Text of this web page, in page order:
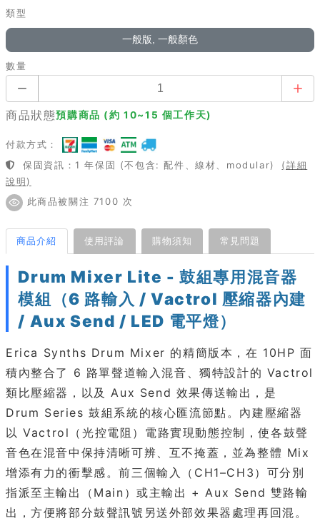
類型
一般版, 一般顏色
數量
商品狀態預購商品 (約 10~15 個工作天)
付款方式：
保固資訊：1 年保固 (不包含: 配件、線材、modular)
(詳細
說明)
此商品被關注 7100 次
商品介紹 使用評論 購物須知 常見問題
Drum Mixer Lite - 鼓組專用混音器
模組（6 路輸入 / Vactrol 壓縮器內建
/ Aux Send / LED 電平燈）
Erica Synths Drum Mixer 的精簡版本，在 10HP 面
積內整合了 6 路單聲道輸入混音、獨特設計的 Vactrol
類比壓縮器，以及 Aux Send 效果傳送輸出，是
Drum Series 鼓組系統的核心匯流節點。內建壓縮器
以 Vactrol（光控電阻）電路實現動態控制，使各鼓聲
音色在混音中保持清晰可辨、互不掩蓋，並為整體 Mix
增添有力的衝擊感。前三個輸入（CH1–CH3）可分別
指派至主輸出（Main）或主輸出 + Aux Send 雙路輸
出，方便將部分鼓聲訊號另送外部效果器處理再回混。